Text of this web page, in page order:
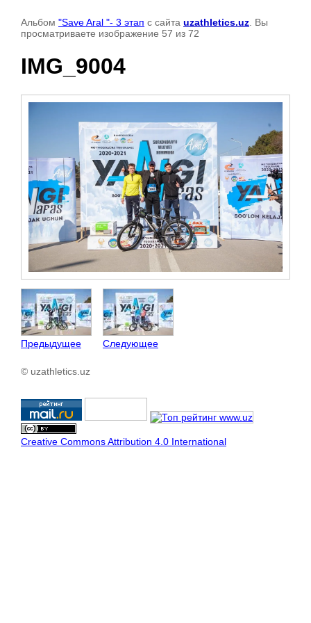
Альбом "Save Aral "- 3 этап с сайта uzathletics.uz . Вы
просматриваете изображение 57 из 72
IMG_9004
Предыдущее Следующее
© uzathletics.uz
Creative Commons Attribution 4.0 International